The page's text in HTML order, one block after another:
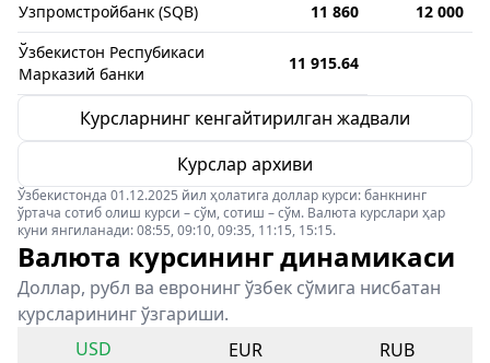
Узпромстройбанк (SQB)
11 860
12 000
Ўзбекистон Респубикаси
Марказий банки
11 915.64
Курсларнинг кенгайтирилган жадвали
Курслар архиви
Ўзбекистонда 01.12.2025 йил ҳолатига доллар курси: банкнинг
ўртача сотиб олиш курси – сўм, сотиш – сўм. Валюта курслари ҳар
куни янгиланади: 08:55, 09:10, 09:35, 11:15, 15:15.
Валюта курсининг динамикаси
Доллар, рубл ва евронинг ўзбек сўмига нисбатан
курсларининг ўзгариши.
USD
EUR RUB